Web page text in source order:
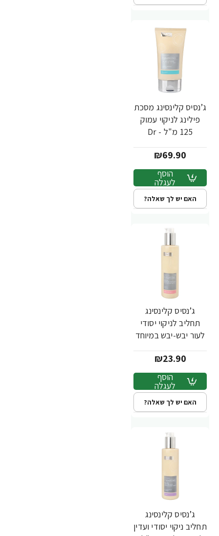
ג’נסיס קלינסינג מסכת
פילינג לניקוי עמוק
125 מ"ל - Dr
₪69.90
הוסף
לעגלה
האם יש לך שאלה?
ג’נסיס קלינסינג
תחליב לניקוי יסודי
לעור יבש-יבש במיוחד
Fischer
₪23.90
הוסף
לעגלה
האם יש לך שאלה?
ג’נסיס קלינסינג
תחליב ניקוי יסודי ועדין